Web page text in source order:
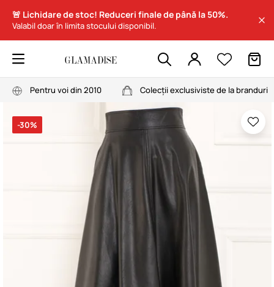
🚨 Lichidare de stoc! Reduceri finale de până la 50%.
Valabil doar în limita stocului disponibil.
Pentru voi din 2010 Colecții exclusiviste de la branduri
-30%